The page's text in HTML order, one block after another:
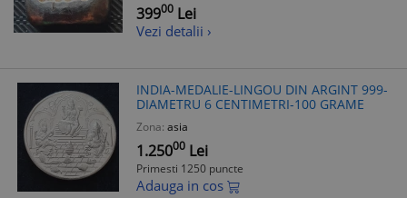
39900 Lei
Vezi detalii ›
INDIA-MEDALIE-LINGOU DIN ARGINT 999-
DIAMETRU 6 CENTIMETRI-100 GRAME
Zona: asia
1.25000 Lei
Primesti 1250 puncte
Adauga in cos